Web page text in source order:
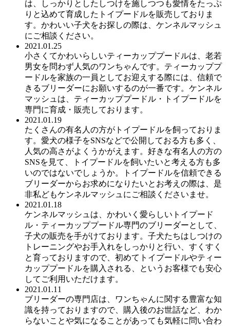
は、しっかりとしたしつけを施しつつも愛情をたっぷ
りと込めて育成したトイプードルを販売しておりま
す。かわいい子犬をお探しの際は、ケンネルマッシュ
にご相談ください。
2021.01.25
小さくてかわいらしいティーカッププードルは、老若
男女を問わず人気のワンちゃんです。ティーカッププ
ードルを家族の一員としてお迎えする際には、信頼で
きるブリーダーにお願いするのが一番です。ケンネル
マッシュは、ティーカッププードル・トイプードルを
専門に育成・販売しております。
2021.01.19
たくさんの有名人の方がトイプードルを飼っておりま
す。愛犬の様子をSNSなどで公開しておる方も多く、
人気の高さがよくうかがえます。好きな有名人の方の
SNSを見て、トイプードルを飼いたいと考える方も多
いのではないでしょうか。トイプードルを信頼できる
ブリーダーからお求めになりたいとお考えの際は、是
非私どもケンネルマッシュにご相談くださいませ。
2021.01.18
ケンネルマッシュは、かわいく愛らしいトイプード
ル・ティーカッププードル専門のブリーダーとして、
子犬の販売を手がけております。子犬たちはしつけの
トレーニングやお手入れをしっかりと行い、すくすく
と育っておりますので、初めてトイプードルやティー
カッププードルを購入される、というお客様でも安心
してご利用いただけます。
2021.01.11
ブリーダーの専門店は、ワンちゃんに関する豊富な知
識を持っておりますので、購入後のお世話など、わか
らないことや気になることがあっても気軽に問い合わ